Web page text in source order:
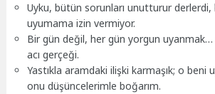
Uyku, bütün sorunları unutturur derlerdi,
uyumama izin vermiyor.
Bir gün değil, her gün yorgun
acı gerçeği.
Yastıkla aramdaki ilişki karmaşık; o beni
onu düşüncelerimle boğarım.